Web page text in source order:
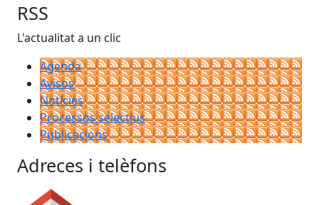
RSS
L'actualitat a un clic
Agenda
Avisos
Notícies
Processos selectius
Publicacions
Adreces i telèfons